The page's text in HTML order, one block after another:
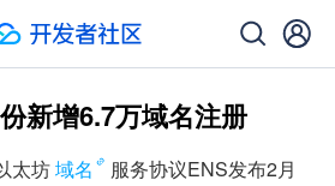
新增6.7万域名注册
太坊域名
服务协议ENS发布2月